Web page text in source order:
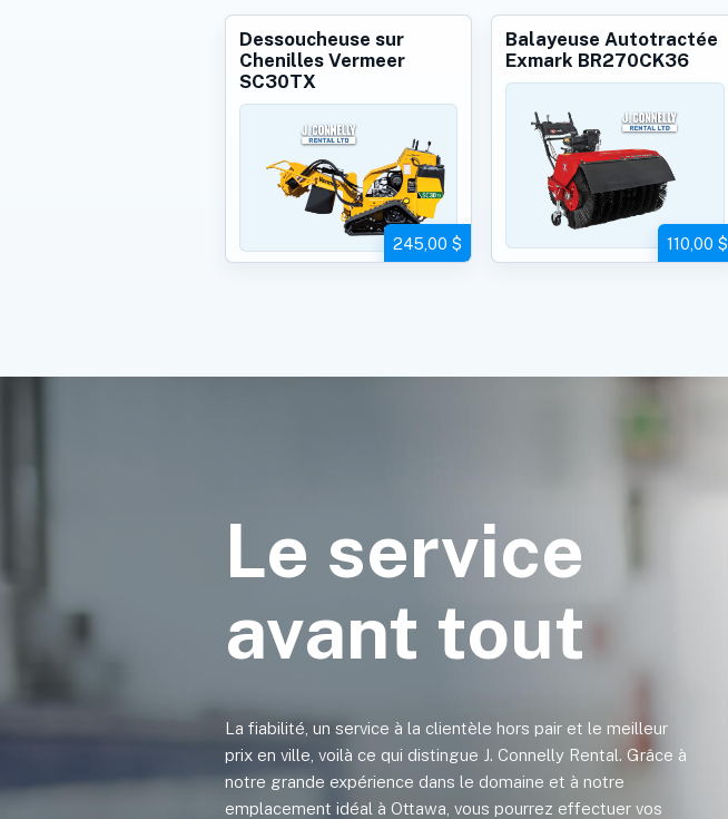
Dessoucheuse sur
Chenilles Vermeer
SC30TX
245,00 $
Balayeuse Autotractée
Exmark BR270CK36
110,00 $
Le service
avant tout
La fiabilité, un service à la clientèle hors pair et le meilleur
prix en ville, voilà ce qui distingue J. Connelly Rental. Grâce à
notre grande expérience dans le domaine et à notre
emplacement idéal à Ottawa, vous pourrez effectuer vos